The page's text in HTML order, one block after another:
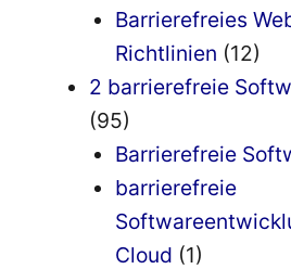
Barrierefreies
Richtlinien (12)
2 barrierefreie
(95)
Barrierefreie
barrierefreie
Cloud (1)